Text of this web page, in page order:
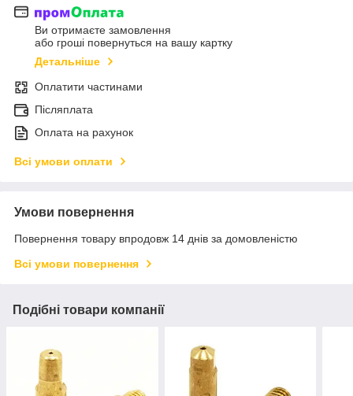
Ви отримаєте замовлення
або гроші повернуться на вашу картку
Детальніше
Оплатити частинами
Післяплата
Оплата на рахунок
Всі умови оплати
Умови повернення
Повернення товару впродовж 14 днів за домовленістю
Всі умови повернення
Подібні товари компанії